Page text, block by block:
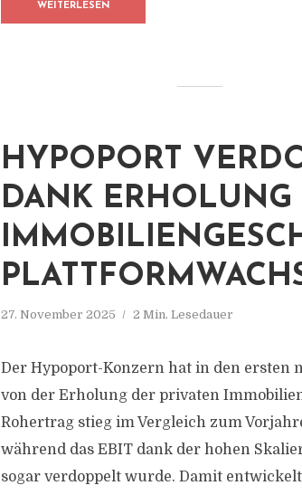
WEITERLESEN
HYPOPORT
DANK ERHOLUNG
27. November 2025 2 Min. Lesedauer
Der Hypoport-Konzern hat in den ersten
von der Erholung der privaten
Rohertrag stieg im Vergleich zum
während das EBIT dank der hohen
sogar verdoppelt wurde. Damit